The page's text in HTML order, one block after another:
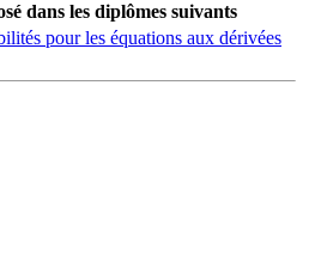
dans les diplômes suivants
pour les équations aux dérivées